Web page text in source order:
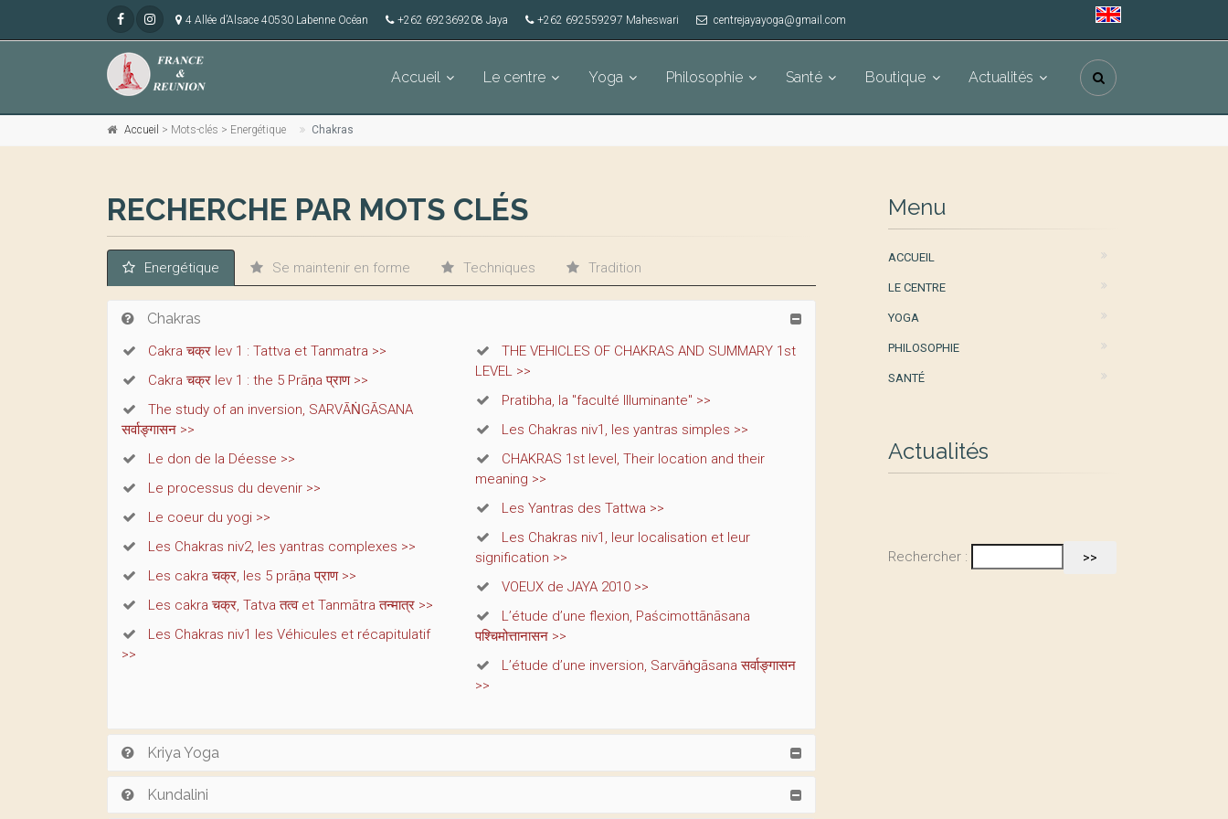
4 Allée d’Alsace 40530 Labenne Océan +262 692369208 Jaya +262 692559297 Maheswari centrejayayoga@gmail.com
Accueil Le centre Yoga Philosophie Santé Boutique Actualités
Accueil > Mots-clés > Energétique Chakras
RECHERCHE PAR MOTS CLÉS
Energétique Se maintenir en forme Techniques Tradition
Chakras
Cakra चक्र lev 1 : Tattva et Tanmatra >>
Cakra चक्र lev 1 : the 5 Prāṇa प्राण >>
The study of an inversion, SARVĀṄGĀSANA
सर्वाङ्गासन >>
Le don de la Déesse >>
Le processus du devenir >>
Le coeur du yogi >>
Les Chakras niv2, les yantras complexes >>
Les cakra चक्र, les 5 prāṇa प्राण >>
Les cakra चक्र, Tatva तत्व et Tanmātra तन्मात्र >>
Les Chakras niv1 les Véhicules et récapitulatif
>>
THE VEHICLES OF CHAKRAS AND SUMMARY 1st
LEVEL >>
Pratibha, la "faculté Illuminante" >>
Les Chakras niv1, les yantras simples >>
CHAKRAS 1st level, Their location and their
meaning >>
Les Yantras des Tattwa >>
Les Chakras niv1, leur localisation et leur
signification >>
VOEUX de JAYA 2010 >>
L’étude d’une flexion, Paścimottānāsana
पश्चिमोत्तानासन >>
L’étude d’une inversion, Sarvāṅgāsana सर्वाङ्गासन
>>
Kriya Yoga
Kundalini
Menu
ACCUEIL
LE CENTRE
YOGA
PHILOSOPHIE
SANTÉ
Actualités
Rechercher :